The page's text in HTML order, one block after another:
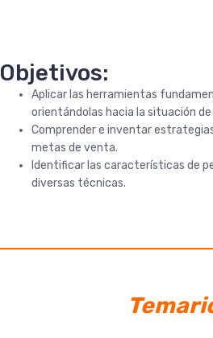
Objetivos:
Aplicar las herramientas
orientándolas hacia la situación
Comprender e inventar
metas de venta.
Identificar las características de
diversas técnicas.